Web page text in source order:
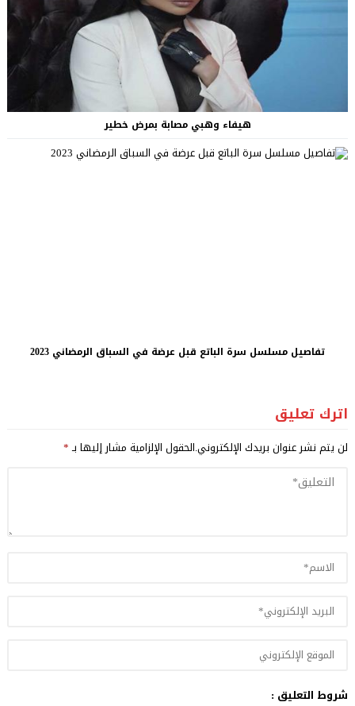
هيفاء وهبي مصابة بمرض خطير
تفاصيل مسلسل سرة الباتع قبل عرضة في السباق الرمضاني 2023
اترك تعليق
لن يتم نشر عنوان بريدك الإلكتروني.الحقول الإلزامية مشار إليها بـ*
شروط التعليق :